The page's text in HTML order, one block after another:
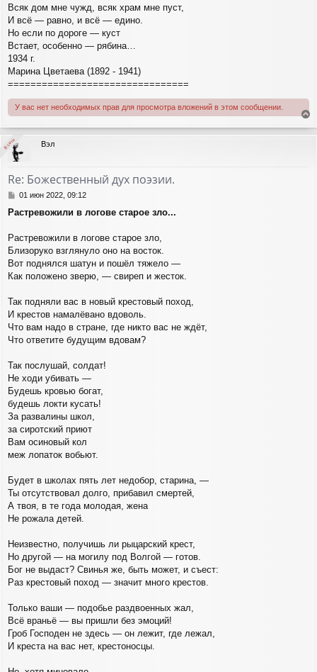
Всяк дом мне чужд, всяк храм мне пуст,
И всё — равно, и всё — едино.
Но если по дороге — куст
Встает, особенно — рябина…
1934 г.
Марина Цветаева (1892 - 1941)
================================
У вас нет необходимых прав для просмотра вложений в этом сообщении.
е
р
Вэл
Re: Божественный дух поэзии.
С
о
щ
е
и
е
01 июн 2022, 09:12
Растревожили в логове старое зло...
Растревожили в логове старое зло,
Близоруко взглянуло оно на восток.
Вот поднялся шатун и пошёл тяжело —
Как положено зверю, — свиреп и жесток.
Так подняли вас в новый крестовый поход,
И крестов намалёвано вдоволь.
Что вам надо в стране, где никто вас не ждёт,
Что ответите будущим вдовам?
Так послушай, солдат!
Не ходи убивать —
Будешь кровью богат,
будешь локти кусать!
За развалины школ,
за сиротский приют
Вам осиновый кол
меж лопаток вобьют.
Будет в школах пять лет недобор, старина, —
Ты отсутствовал долго, прибавил смертей,
А твоя, в те года молодая, жена
Не рожала детей.
Неизвестно, получишь ли рыцарский крест,
Но другой — на могилу под Волгой — готов.
Бог не выдаст? Свинья же, быть может, и съест:
Раз крестовый поход — значит много крестов.
Только ваши — подобье раздвоенных жал,
Всё враньё — вы пришли без эмоций!
Гроб Господен не здесь — он лежит, где лежал,
И креста на вас нет, крестоносцы.
В сети
В сети